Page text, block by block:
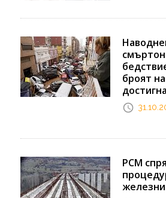
броят
РСМ